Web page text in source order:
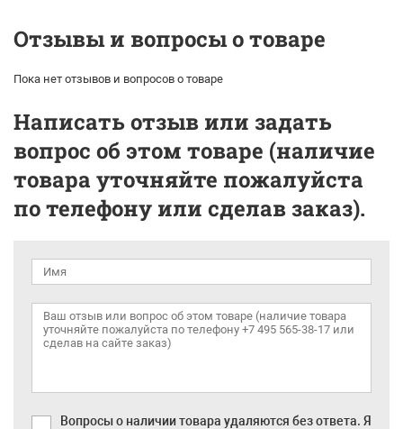
Отзывы и вопросы о товаре
Пока нет отзывов и вопросов о товаре
Написать отзыв или задать
вопрос об этом товаре (наличие
товара уточняйте пожалуйста
по телефону или сделав заказ).
Вопросы о наличии товара удаляются без ответа. Я